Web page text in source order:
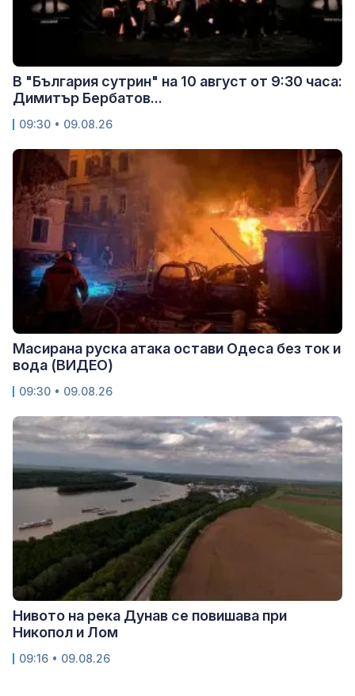
В "България сутрин" на 10 август от 9:30 часа:
Димитър Бербатов...
09:30 • 09.08.26
Масирана руска атака остави Одеса без ток и
вода (ВИДЕО)
09:30 • 09.08.26
Нивото на река Дунав се повишава при
Никопол и Лом
09:16 • 09.08.26